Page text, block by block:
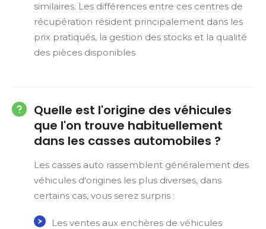
similaires. Les différences entre ces centres de
récupération résident principalement dans les
prix pratiqués, la gestion des stocks et la qualité
des pièces disponibles
Quelle est l'origine des véhicules
que l'on trouve habituellement
dans les casses automobiles ?
Les casses auto rassemblent généralement des
véhicules d'origines les plus diverses, dans
certains cas, vous serez surpris :
Les ventes aux enchères de véhicules